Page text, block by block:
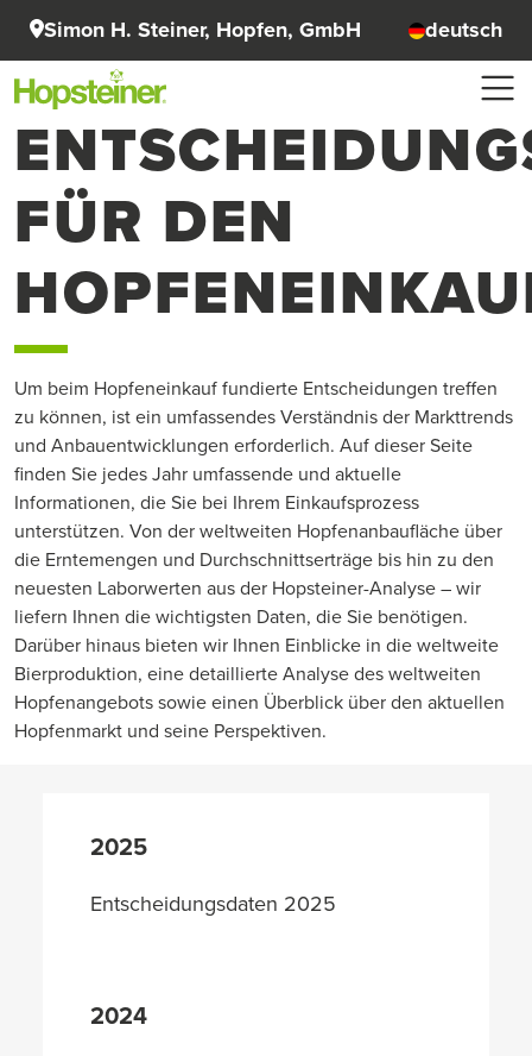
Simon H. Steiner, Hopfen, GmbH deutsch
FÜR DEN
Um beim Hopfeneinkauf fundierte Entscheidungen treffen
zu können, ist ein umfassendes Verständnis der Markttrends
und Anbauentwicklungen erforderlich. Auf dieser Seite
finden Sie jedes Jahr umfassende und aktuelle
Informationen, die Sie bei Ihrem Einkaufsprozess
unterstützen. Von der weltweiten Hopfenanbaufläche über
die Erntemengen und Durchschnittserträge bis hin zu den
neuesten Laborwerten aus der Hopsteiner-Analyse – wir
liefern Ihnen die wichtigsten Daten, die Sie benötigen.
Darüber hinaus bieten wir Ihnen Einblicke in die weltweite
Bierproduktion, eine detaillierte Analyse des weltweiten
Hopfenangebots sowie einen Überblick über den aktuellen
Hopfenmarkt und seine Perspektiven.
2025
Entscheidungsdaten 2025
2024